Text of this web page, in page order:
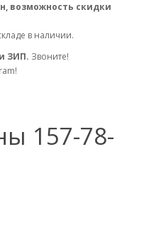
возможность скидки
в наличии.
ЗИП. Звоните!
157-78-